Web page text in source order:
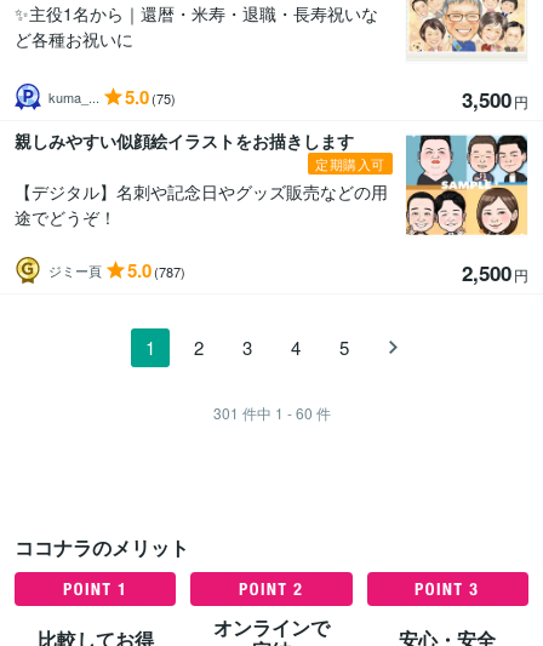
✨️主役1名から｜還暦・米寿・退職・長寿祝いな
ど各種お祝いに
kuma_... 5.0(75) 3,500円
親しみやすい似顔絵イラストをお描きします
定期購入可
【デジタル】名刺や記念日やグッズ販売などの用
途でどうぞ！
ジミー頁 5.0(787) 2,500円
1 2 3 4 5
301 件中 1 - 60 件
ココナラのメリット
比較してお得
オンラインで
安心・安全